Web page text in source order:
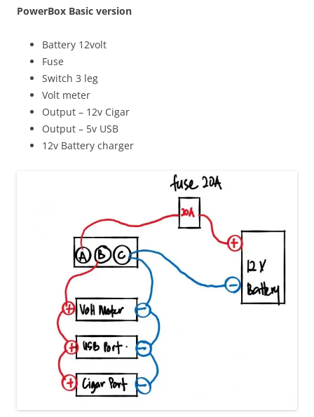
PowerBox Basic version
Battery 12volt
Fuse
Switch 3 leg
Volt meter
Output – 12v Cigar
Output – 5v USB
12v Battery charger